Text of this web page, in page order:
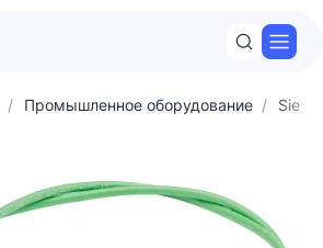
Промышленное оборудование